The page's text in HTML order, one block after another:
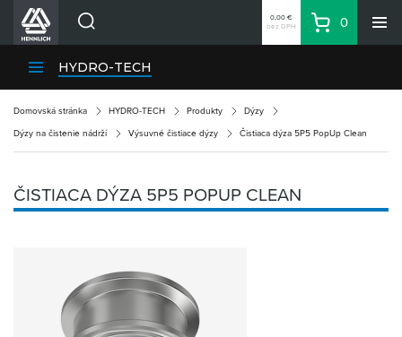
Divízie HENNLICH
Kariéra
O firme
Kontakty
Prihlásenie
Nákupný zoznam
0,00 €
bez DPH
Košík
0
HYDRO-TECH
Domovská stránka HYDRO-TECH Produkty Dýzy
Dýzy na čistenie nádrží Výsuvné čistiace dýzy Čistiaca dýza 5P5 PopUp Clean
ČISTIACA DÝZA 5P5 POPUP CLEAN